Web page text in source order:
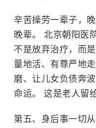
辛苦操劳一辈子，
晚辈。 北京朝阳医
不是放弃治疗，而
量地活、有尊严地
磨、让儿女负债奔
命运。 这是老人留
第五、身后事一切